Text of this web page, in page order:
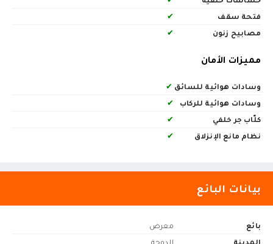
فتحة سقف
✔
مصابيح زنون
✔
مميزات الأمان
وسادات هوائية للسائق ✔
وسادات هوائية للركاب
✔
كلّاب جر خلفي
✔
نظام مانع الإنزلاق
✔
بيانات البائع
بائع
معرض